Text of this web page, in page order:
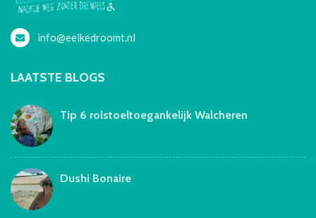
info@eelkedroomt.nl
LAATSTE BLOGS
Tip 6 rolstoeltoegankelijk Walcheren
Dushi Bonaire